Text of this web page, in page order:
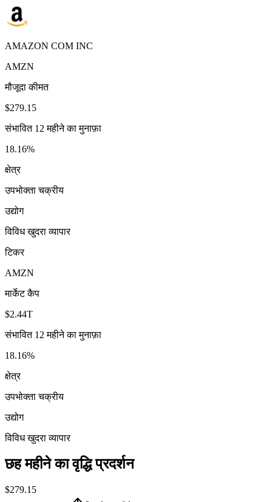
AMAZON COM INC
AMZN
मौजूदा कीमत
$279.15
संभावित 12 महीने का मुनाफ़ा
18.16%
क्षेत्र
उपभोक्ता चक्रीय
उद्योग
विविध खुदरा व्यापार
टिकर
AMZN
मार्केट कैप
$2.44T
संभावित 12 महीने का मुनाफ़ा
18.16%
क्षेत्र
उपभोक्ता चक्रीय
उद्योग
विविध खुदरा व्यापार
छह महीने का वृद्धि प्रदर्शन
$279.15